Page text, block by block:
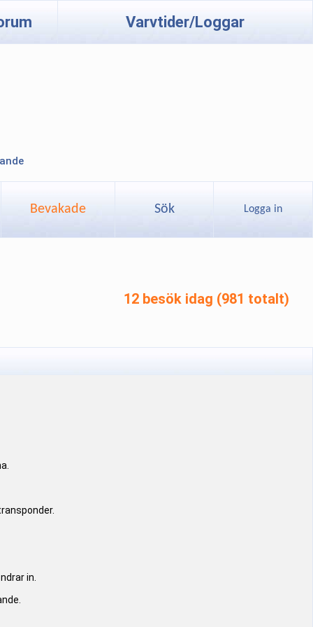
Varvtider/Loggar
Bevakade Sök Logga in
12 besök idag (981 totalt)
in.